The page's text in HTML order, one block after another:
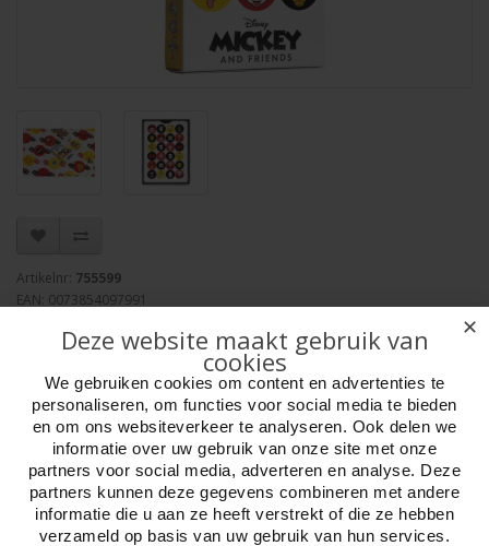
Artikelnr: 755599
EAN: 0073854097991
Minimum afname: 1
Adviesprijs: 7.49
Aantal
✕
Deze website maakt gebruik van
cookies
We gebruiken cookies om content en advertenties te
personaliseren, om functies voor social media te bieden
en om ons websiteverkeer te analyseren. Ook delen we
informatie over uw gebruik van onze site met onze
partners voor social media, adverteren en analyse. Deze
partners kunnen deze gegevens combineren met andere
informatie die u aan ze heeft verstrekt of die ze hebben
verzameld op basis van uw gebruik van hun services.